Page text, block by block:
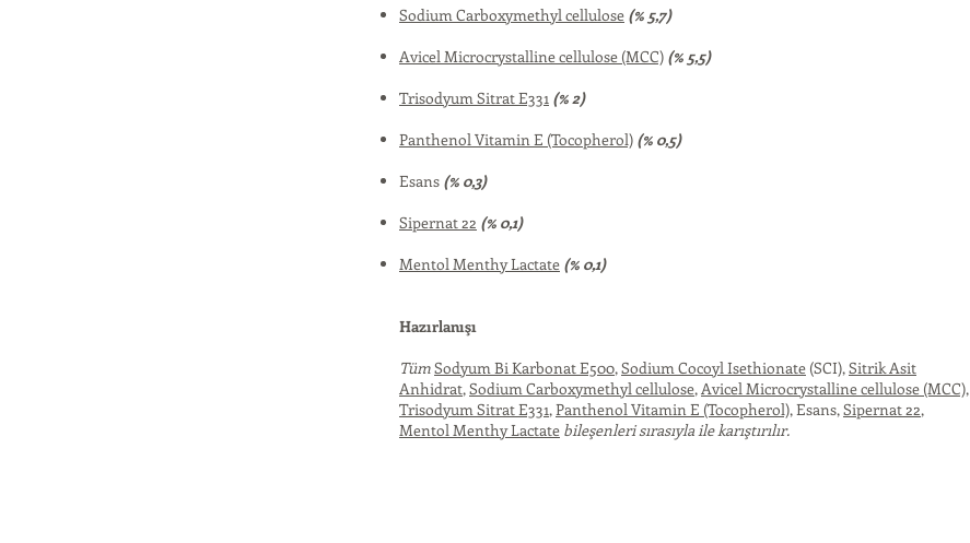
Sodium Carboxymethyl cellulose (% 5,7)
AvicelMicrocrystalline cellulose (MCC) (% 5,5)
Trisodyum Sitrat E331 (% 2)
Panthenol Vitamin E (Tocopherol) (% 0,5)
Esans (% 0,3)
Sipernat 22 (% 0,1)
Mentol Menthy Lactate (% 0,1)
Hazırlanışı
TümSodyum Bi Karbonat E500,Sodium Cocoyl Isethionate (SCI),Sitrik Asit
Anhidrat,Sodium Carboxymethyl cellulose,AvicelMicrocrystalline cellulose (MCC),
Trisodyum Sitrat E331,Panthenol Vitamin E (Tocopherol),Esans,Sipernat 22,
Mentol Menthy Lactate bileşenleri sırasıyla ile karıştırılır.